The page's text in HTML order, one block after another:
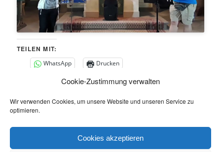
Cookie-Zustimmung verwalten
Wir verwenden Cookies, um unsere Website und unseren Service zu
optimieren.
Cookies akzeptieren
TEILEN MIT:
WhatsApp Drucken
Dieser Eintrag wurde vonHeiko ScharbertunterAllgemein
veröffentlicht. Setze ein Lesezeichen für denPermalink